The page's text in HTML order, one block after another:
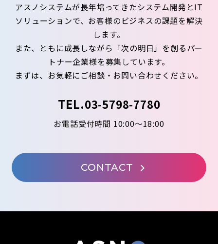
アスノシステムが長年培ってきたシステム開発とIT
ソリューションで、お客様のビジネスの課題を解決
します。
また、ともに成長しながら「次の明日」を創るパー
トナー企業様を募集しています。
まずは、お気軽にご相談・お問い合わせください。
TEL.03-5798-7780
お電話受付時間 10:00～18:00
CONTACT